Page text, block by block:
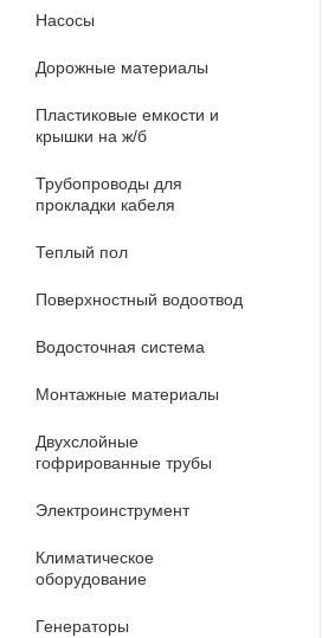
Насосы
Дорожные материалы
Пластиковые емкости и
крышки на ж/б
Трубопроводы для
прокладки кабеля
Теплый пол
Поверхностный водоотвод
Водосточная система
Монтажные материалы
Двухслойные
гофрированные трубы
Электроинструмент
Климатическое
оборудование
Генераторы